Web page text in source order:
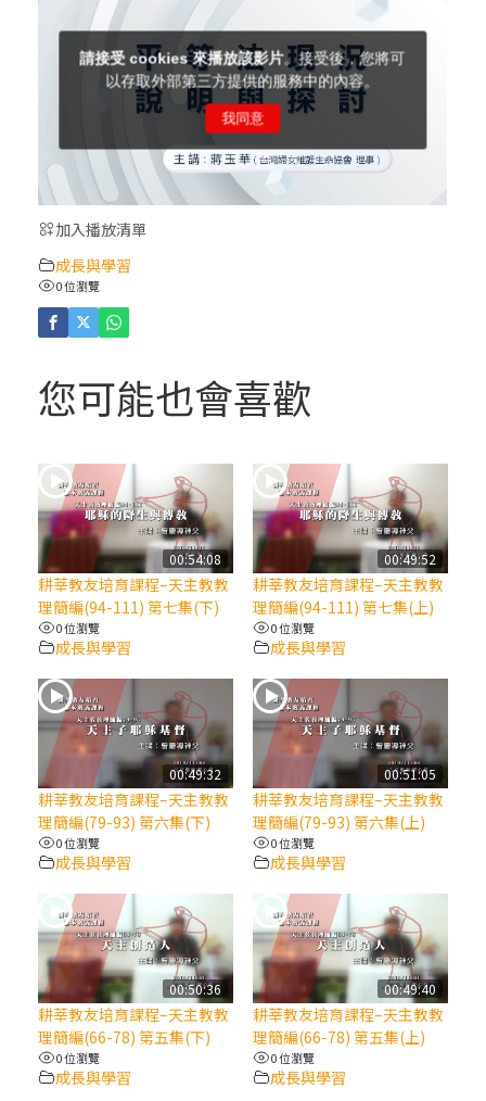
【信仰之旅】第十一集：「教 會」—林必能
神父
【信仰之旅】第十集：「逾越奧蹟」— 錢玲
珠老師
(5)黃敏正主教帶你做「四旬期避靜」—【逾
人相遇
(2)黃敏正主教帶你做「四旬期避靜」—【逾
越的智慧】：七項齋戒的意義與益處
【信仰之旅】第九集：「如果你的痛苦比快
樂多」—歐義明神父 / 應芝莉老師
(1)黃敏正主教帶你做「四旬期避靜」—【逾
越的智慧】：聖方濟的靈修，「不占為己
有」
【信仰之旅】第八集：「耶穌為什麼降生到
人世」—高樂祈修女
2025/10/10【萬物讚頌頌歌 – 太陽與生態音
樂會】紀念聖方濟與已逝教宗方濟各（中）
2025/10/10【萬物讚頌頌歌 – 太陽與生態音
樂會】紀念聖方濟與已逝教宗方濟各（下）
2025/10/10【萬物讚頌頌歌 – 太陽與生態音
樂會】紀念聖方濟與已逝教宗方濟各（上）
加入播放清單
成長與學習
0 位瀏覽
您可能也會喜歡
00:54:08
耕莘教友培育課程–天主教教
理簡編(94-111) 第七集(下)
0 位瀏覽
成長與學習
00:49:52
耕莘教友培育課程–天主教教
理簡編(94-111) 第七集(上)
0 位瀏覽
成長與學習
00:49:32
耕莘教友培育課程–天主教教
理簡編(79-93) 第六集(下)
0 位瀏覽
成長與學習
00:51:05
耕莘教友培育課程–天主教教
理簡編(79-93) 第六集(上)
0 位瀏覽
成長與學習
00:50:36
耕莘教友培育課程–天主教教
理簡編(66-78) 第五集(下)
0 位瀏覽
成長與學習
00:49:40
耕莘教友培育課程–天主教教
理簡編(66-78) 第五集(上)
0 位瀏覽
成長與學習